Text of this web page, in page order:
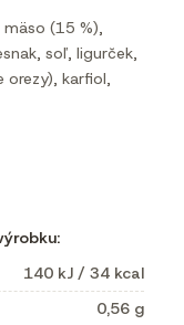
mäso (15 %),
soľ, ligurček,
orezy), karfiol,
140 kJ / 34 kcal
0,56 g